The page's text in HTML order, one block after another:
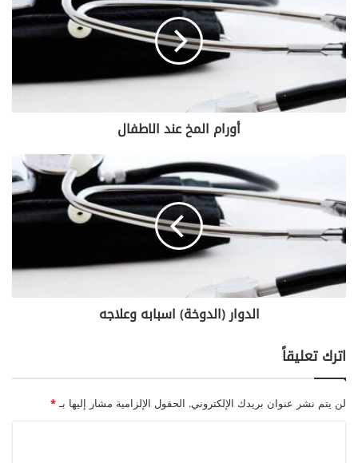
ر
ا
م
ا
ل
م
خ
ل
ا
ط
ف
ا
ل
أورام المخ عند الاطفال
د
و
ا
ر
(
ا
ل
خ
ة
)
ا
س
الدوار (الدوخة) اسبابه وعلاجه
اترك تعليقاً
لن يتم نشر عنوان بريدك الإلكتروني. الحقول الإلزامية مشار إليها بـ*